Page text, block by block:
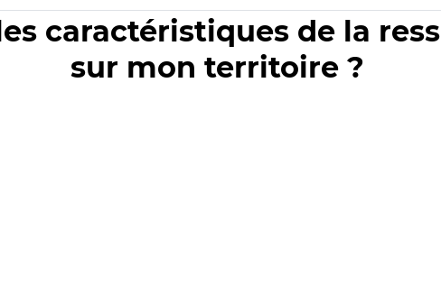
caractéristiques de la
sur mon territoire ?